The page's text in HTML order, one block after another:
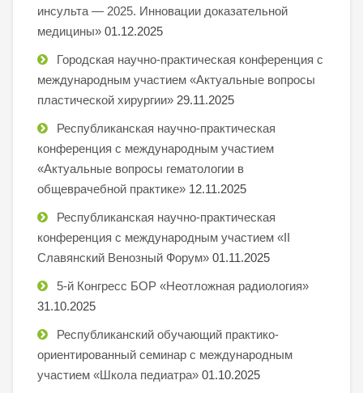
инсульта — 2025. Инновации доказательной
медицины» 01.12.2025
Городская научно-практическая конференция с
международным участием «Актуальные вопросы
пластической хирургии» 29.11.2025
Республиканская научно-практическая
конференция с международным участием
«Актуальные вопросы гематологии в
общеврачебной практике» 12.11.2025
Республиканская научно-практическая
конференция с международным участием «II
Славянский Венозный Форум» 01.11.2025
5-й Конгресс БОР «Неотложная радиология»
31.10.2025
Республиканский обучающий практико-
ориентированный семинар с международным
участием «Школа педиатра» 01.10.2025